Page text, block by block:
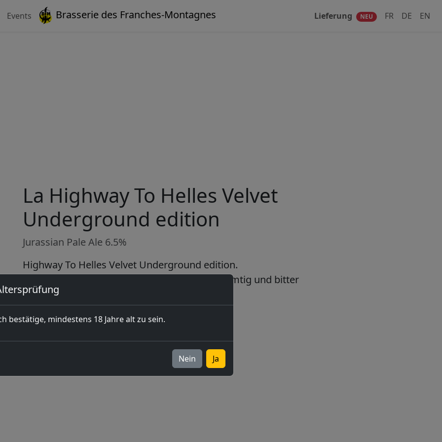
Events Brasserie des Franches-Montagnes Lieferung NEU FR DE EN
bestätige, mindestens 18 Jahre alt zu sein.
Nein Ja
La Highway To Helles Velvet
Underground edition
Jurassian Pale Ale 6.5%
Highway To Helles Velvet Underground edition.
Mit dem cremigen Hafer von Jura, fruchtig, samtig und bitter